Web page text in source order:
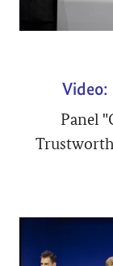
Video:
Panel